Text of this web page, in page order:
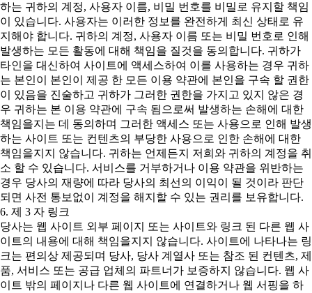
하는 귀하의 계정, 사용자 이름, 비밀 번호를 비밀로 유지할 책임
이 있습니다. 사용자는 이러한 정보를 완전하게 최신 상태로 유
지해야 합니다. 귀하의 계정, 사용자 이름 또는 비밀 번호로 인해
발생하는 모든 활동에 대해 책임을 질것을 동의합니다. 귀하가
타인을 대신하여 사이트에 액세스하여 이를 사용하는 경우 귀하
는 본인이 본인이 제공 한 모든 이용 약관에 본인을 구속 할 권한
이 있음을 진술하고 귀하가 그러한 권한을 가지고 있지 않은 경
우 귀하는 본 이용 약관에 구속 됨으로써 발생하는 손해에 대한
책임을지는 데 동의하며 그러한 액세스 또는 사용으로 인해 발생
하는 사이트 또는 컨텐츠의 부당한 사용으로 인한 손해에 대한
책임을지지 않습니다. 귀하는 언제든지 저희와 귀하의 계정을 취
소 할 수 있습니다. 서비스를 거부하거나 이용 약관을 위반하는
경우 당사의 재량에 따라 당사의 최선의 이익이 될 것이라 판단
되면 사전 통보없이 계정을 해지할 수 있는 권리를 보유합니다.
6. 제 3 자 링크
당사는 웹 사이트 외부 페이지 또는 사이트와 링크 된 다른 웹 사
이트의 내용에 대해 책임을지지 않습니다. 사이트에 나타나는 링
크는 편의상 제공되며 당사, 당사 계열사 또는 참조 된 컨텐츠, 제
품, 서비스 또는 공급 업체의 파트너가 보증하지 않습니다. 웹 사
이트 밖의 페이지나 다른 웹 사이트에 연결하거나 웹 서핑을 하